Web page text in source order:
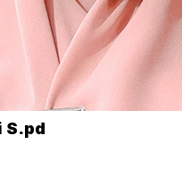
S.pd